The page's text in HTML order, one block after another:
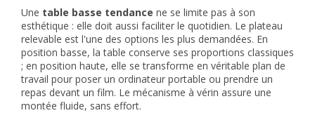
Une table basse tendance ne se limite pas à son
esthétique : elle doit aussi faciliter le quotidien. Le plateau
relevable est l'une des options les plus demandées. En
position basse, la table conserve ses proportions classiques
; en position haute, elle se transforme en véritable plan de
travail pour poser un ordinateur portable ou prendre un
repas devant un film. Le mécanisme à vérin assure une
montée fluide, sans effort.